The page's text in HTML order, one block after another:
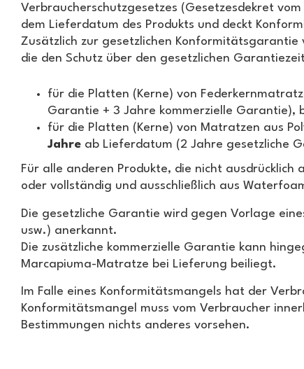
Verbraucherschutzgesetzes (Gesetzesdekret
dem Lieferdatum des Produkts und deckt
Zusätzlich zur gesetzlichen
die den Schutz über den gesetzlichen
für die Platten (Kerne) von
Garantie + 3 Jahre kommerzielle Garantie),
für die Platten (Kerne) von Matratzen aus
Jahre ab Lieferdatum (2 Jahre gesetzliche
Für alle anderen Produkte, die nicht
oder vollständig und ausschließlich aus
Die gesetzliche Garantie wird gegen Vorlage
usw.) anerkannt.
Die zusätzliche kommerzielle Garantie kann
Marcapiuma-Matratze bei Lieferung beiliegt.
Im Falle eines Konformitätsmangels hat der
Konformitätsmangel muss vom Verbraucher
Bestimmungen nichts anderes vorsehen.